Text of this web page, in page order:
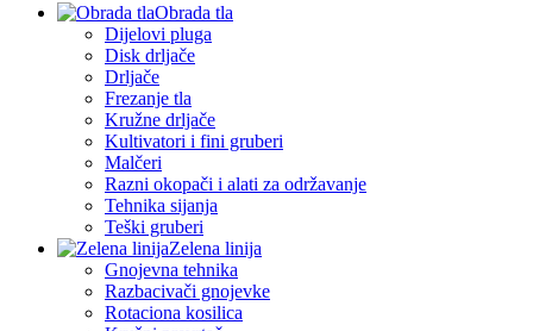
Obrada tla
Dijelovi pluga
Disk drljače
Drljače
Frezanje tla
Kružne drljače
Kultivatori i fini gruberi
Malčeri
Razni okopači i alati za održavanje
Tehnika sijanja
Teški gruberi
Zelena linija
Gnojevna tehnika
Razbacivači gnojevke
Rotaciona kosilica